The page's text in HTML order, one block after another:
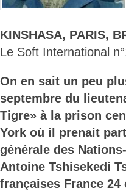
KINSHASA, PARIS,
Le Soft International
On en sait un peu
septembre du
Tigre» à la prison
York où il prenait
générale des
Antoine Tshisekedi
françaises France